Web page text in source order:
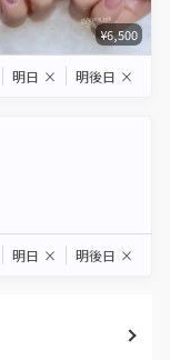
¥6,500
明日 × 明後日 ×
明日 × 明後日 ×